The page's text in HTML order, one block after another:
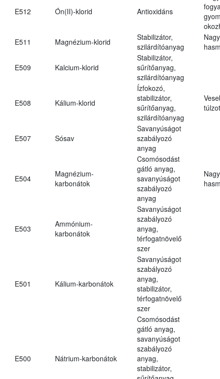
E512 Ón(II)-klorid Antioxidáns
E511
Magnézium-klorid
Stabilizátor,
szilárdítóanyag
E509 Kalcium-klorid
Stabilizátor,
sűrítőanyag,
szilárdítóanyag
E508 Kálium-klorid
Ízfokozó,
stabilizátor,
sűrítőanyag,
szilárdítóanyag
E507 Sósav
Savanyúságot
szabályozó
anyag
E504
Magnézium-
karbonátok
Csomósodást
gátló anyag,
savanyúságot
szabályozó
anyag
E503
Ammónium-
karbonátok
Savanyúságot
szabályozó
anyag,
térfogatnövelő
szer
E501 Kálium-karbonátok
Savanyúságot
szabályozó
anyag,
stabilizátor,
térfogatnövelő
szer
E500 Nátrium-karbonátok
Csomósodást
gátló anyag,
savanyúságot
szabályozó
anyag,
stabilizátor,